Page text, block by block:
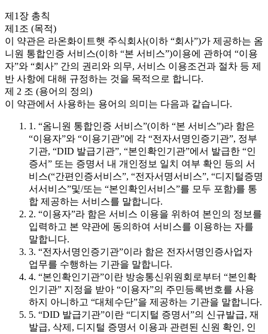
제1장 총칙
제1조 (목적)
이 약관은 라온화이트햇 주식회사(이하 “회사”)가 제공하는 옴
니원 통합인증 서비스(이하 “본 서비스”)이용에 관하여 “이용
자”와 “회사” 간의 권리와 의무, 서비스 이용조건과 절차 등 제
반 사항에 대해 규정하는 것을 목적으로 합니다.
제 2 조 (용어의 정의)
이 약관에서 사용하는 용어의 의미는 다음과 같습니다.
1. “옴니원 통합인증 서비스”(이하 “본 서비스”)라 함은
“이용자”와 “이용기관”에 각 “전자서명인증기관”, 정부
기관, “DID 발급기관”, “본인확인기관”에서 발급한 “인
증서” 또는 증명서 내 개인정보 일치 여부 확인 등의 서
비스(“간편인증서비스”, “전자서명서비스”, “디지털증명
서서비스”및/또는 “본인확인서비스”를 모두 포함)를 통
합 제공하는 서비스를 말합니다.
2. “이용자”라 함은 서비스 이용을 위하여 본인의 정보를
입력하고 본 약관에 동의하여 서비스를 이용하는 자를
말합니다.
3. “전자서명인증기관”이라 함은 전자서명인증사업자
업무를 수행하는 기관을 말합니다.
4. “본인확인기관”이란 방송통신위원회로부터 “본인확
인기관” 지정을 받아 “이용자”의 주민등록번호를 사용
하지 아니하고 “대체수단”을 제공하는 기관을 말합니다.
5. “DID 발급기관”이란 “디지털 증명서”의 신규발급, 재
발급, 삭제, 디지털 증명서 이용과 관련된 신원 확인, 인